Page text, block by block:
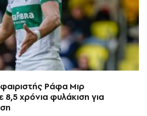
Ράφα Μιρ
8,5 χρόνια φυλάκιση για